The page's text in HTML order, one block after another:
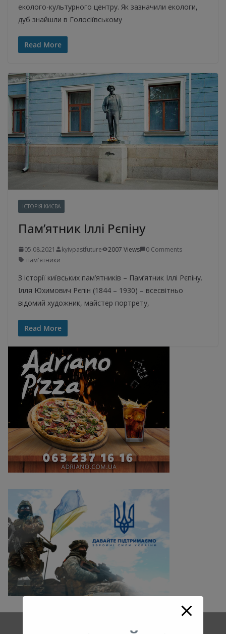
еколого-культурного центру. Як зазначили екологи,
дуб знайшли в Голосіївському
Read More
ІСТОРІЯ КИЄВА
Пам’ятник Іллі Рєпіну
05.08.2021 kyivpastfuture 2007 Views
0 Comments
пам'ятники
З історії київських пам’ятників – Пам’ятник Іллі Рєпіну.
Ілля Юхимович Рєпін (1844 – 1930) – всесвітньо
відомий художник, майстер портрету,
Read More